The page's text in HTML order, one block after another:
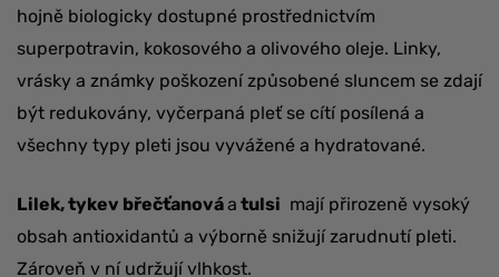
hojně biologicky dostupné prostřednictvím
superpotravin, kokosového a olivového oleje. Linky,
vrásky a známky poškození způsobené sluncem se zdají
být redukovány, vyčerpaná pleť se cítí posílená a
všechny typy pleti jsou vyvážené a hydratované.
Lilek, tykev břečťanováa tulsi mají přirozeně vysoký
obsah antioxidantů a výborně snižují zarudnutí pleti.
Zároveň v ní udržují vlhkost.